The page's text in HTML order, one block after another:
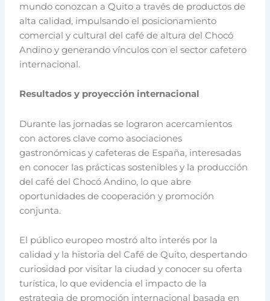
mundo conozcan a Quito a través de productos de
alta calidad, impulsando el posicionamiento
comercial y cultural del café de altura del Chocó
Andino y generando vínculos con el sector cafetero
internacional.
Resultados y proyección internacional
Durante las jornadas se lograron acercamientos
con actores clave como asociaciones
gastronómicas y cafeteras de España, interesadas
en conocer las prácticas sostenibles y la producción
del café del Chocó Andino, lo que abre
oportunidades de cooperación y promoción
conjunta.
El público europeo mostró alto interés por la
calidad y la historia del Café de Quito, despertando
curiosidad por visitar la ciudad y conocer su oferta
turística, lo que evidencia el impacto de la
estrategia de promoción internacional basada en